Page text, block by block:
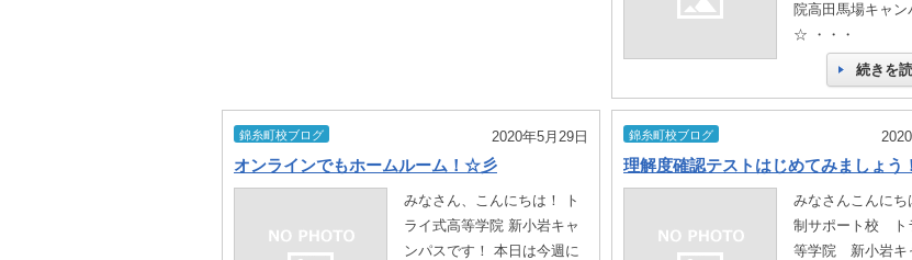
院高田馬場キャン
☆ ・・・
続きを
錦糸町校ブログ 2020年5月29日
オンラインでもホームルーム！☆彡
みなさん、こんにちは！ ト
ライ式高等学院 新小岩キャ
ンパスです！ 本日は今週に
錦糸町校ブログ
理解度確認テストはじめてみましょう
みなさんこんにち
制サポート校 ト
等学院 新小岩キ